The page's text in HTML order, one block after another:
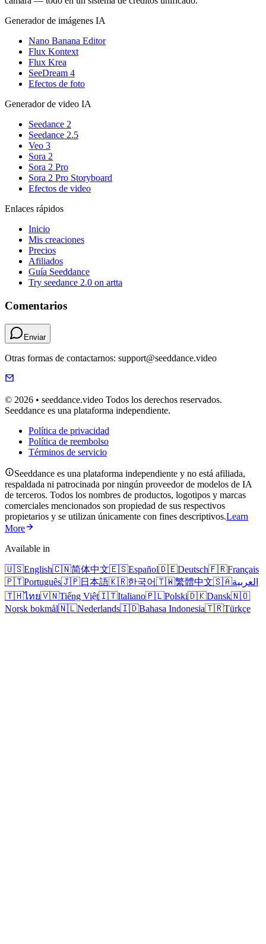
Generador de imágenes IA
Nano Banana Editor
Flux Kontext
Flux Krea
SeeDream 4
Efectos de foto
Generador de video IA
Seedance 2
Seedance 2.5
Veo 3
Sora 2
Sora 2 Pro
Sora 2 Pro Storyboard
Efectos de video
Enlaces rápidos
Inicio
Mis creaciones
Precios
Afiliados
Guía Seeddance
Try seedance 2.0 on artta
Comentarios
Enviar
Otras formas de contactarnos: support@seeddance.video
© 2026 • seeddance.video Todos los derechos reservados.
Seeddance es una plataforma independiente.
Política de privacidad
Política de reembolso
Términos de servicio
Seeddance es una plataforma independiente y no está afiliada,
respaldada ni patrocinada por ningún proveedor de modelos de IA
de terceros. Todos los nombres de productos, logotipos y marcas
comerciales mencionados son propiedad de sus respectivos
propietarios y se utilizan únicamente con fines descriptivos.Learn
More
Available in
🇺🇸English🇨🇳简体中文🇪🇸Español🇩🇪Deutsch🇫🇷Français
🇵🇹Português🇯🇵日本語🇰🇷한국어🇹🇼繁體中文🇸🇦العربية
🇹🇭ไทย🇻🇳Tiếng Việt🇮🇹Italiano🇵🇱Polski🇩🇰Dansk🇳🇴
Norsk bokmål🇳🇱Nederlands🇮🇩Bahasa Indonesia🇹🇷Türkçe